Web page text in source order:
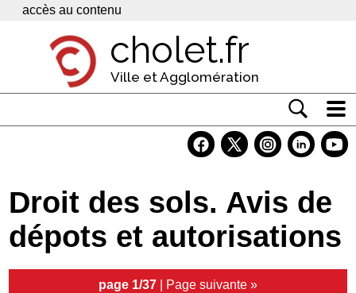
Panneau de gestion des cookies
accès au contenu
cholet.fr
Ville et Agglomération
Economie
Services
Contacts
Droit des sols. Avis de
dépots et autorisations
page 1/37 | Page suivante »